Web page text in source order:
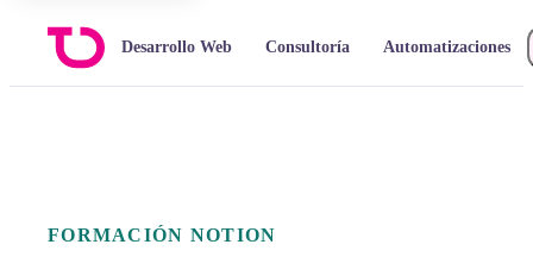
Desarrollo Web Consultoría Automatizaciones
FORMACIÓN NOTION